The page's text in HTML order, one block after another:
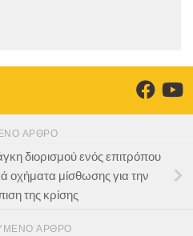
ΆΡΘΡΟ
διορισμού ενός επιτρόπου
οχήματα μίσθωσης για την
της κρίσης
ΆΡΘΡΟ